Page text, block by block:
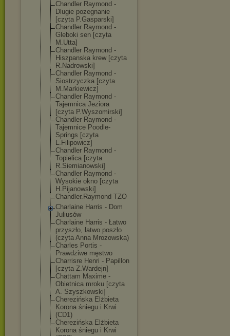
Chandler Raymond -
Dlugie pozegnanie
[czyta P.Gasparski]
Chandler Raymond -
Gleboki sen [czyta
M.Utta]
Chandler Raymond -
Hiszpanska krew [czyta
R.Nadrowski]
Chandler Raymond -
Siostrzyczka [czyta
M.Markiewicz]
Chandler Raymond -
Tajemnica Jeziora
[czyta P.Wyszomirski]
Chandler Raymond -
Tajemnice Poodle-
Springs [czyta
L.Filipowicz]
Chandler Raymond -
Topielica [czyta
R.Siemianowski]
Chandler Raymond -
Wysokie okno [czyta
H.Pijanowski]
Chandler.Raymond TZO
Charlaine Harris - Dom
Juliusów
Charlaine Harris - Łatwo
przyszło, łatwo poszło
(czyta Anna Mrozowska)
Charles Portis -
Prawdziwe męstwo
Charrisre Henri - Papillon
[czyta Z.Wardejn]
Chattam Maxime -
Obietnica mroku [czyta
A. Szyszkowski]
Cherezińska Elżbieta
Korona śniegu i Krwi
(CD1)
Cherezińska Elżbieta
Korona śniegu i Krwi